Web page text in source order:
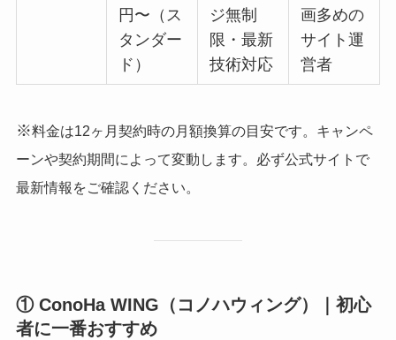
円〜（ス
タンダー
ド）
ジ無制
限・最新
技術対応
画多めの
サイト運
営者
※料金は12ヶ月契約時の月額換算の目安です。キャンペ
ーンや契約期間によって変動します。必ず公式サイトで
最新情報をご確認ください。
① ConoHa WING（コノハウィング）｜初心
者に一番おすすめ